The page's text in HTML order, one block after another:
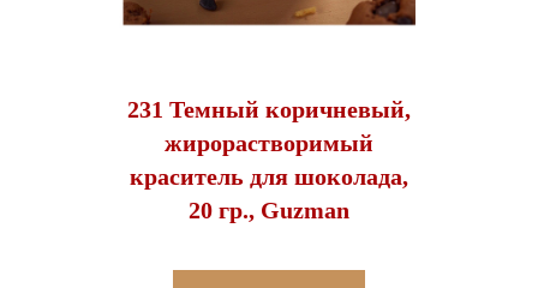
231 Темный коричневый,
жирорастворимый
краситель для шоколада,
20 гр., Guzman